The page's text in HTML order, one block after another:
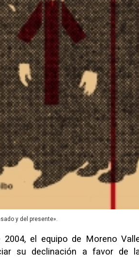
y del presente».
el equipo de Moreno
su declinación a favor de